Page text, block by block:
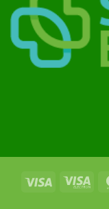
Visa
Visa